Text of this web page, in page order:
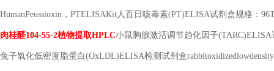
HumanPeussioxin ， PTELISAKit人百日咳毒素(PT)ELISA试剂盒规格：
肉桂醛104-55-2植物提取HPLC小鼠胸腺激活调节趋化因子(TARC)ELISA
兔子氧化低密度脂蛋白(OxLDL)ELISA检测试剂盒